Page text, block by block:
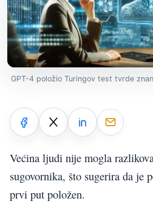
GPT-4 položio Turingov test tvrde
Većina ljudi nije mogla
sugovornika, što sugerira da je
prvi put položen.